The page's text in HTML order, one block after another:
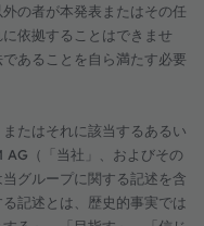
の者が本発表またはその任
依拠することはできませ
あることを自ら満たす必要
たはそれに該当するあるい
AG（「当社」、およびその
グループに関する記述を含
記述とは、歴史的事実では